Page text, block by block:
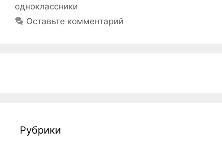
одноклассники
Оставьте комментарий
Рубрики